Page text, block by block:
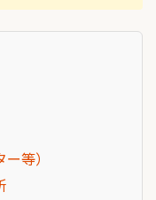
等）